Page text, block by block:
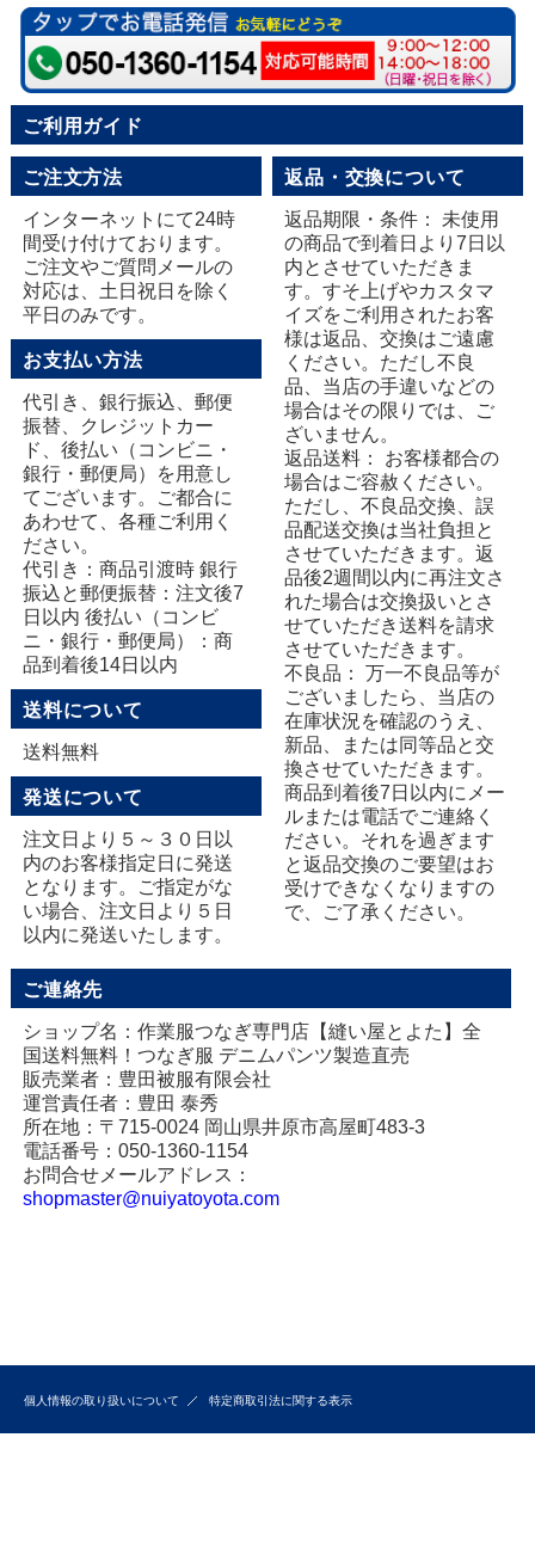
ご利用ガイド
ご注文方法
インターネットにて24時
間受け付けております。
ご注文やご質問メールの
対応は、土日祝日を除く
平日のみです。
お支払い方法
代引き、銀行振込、郵便
振替、クレジットカー
ド、後払い（コンビニ・
銀行・郵便局）を用意し
てございます。ご都合に
あわせて、各種ご利用く
ださい。
代引き：商品引渡時 銀行
振込と郵便振替：注文後7
日以内 後払い（コンビ
ニ・銀行・郵便局）：商
品到着後14日以内
送料について
送料無料
発送について
注文日より５～３０日以
内のお客様指定日に発送
となります。ご指定がな
い場合、注文日より５日
以内に発送いたします。
返品・交換について
返品期限・条件： 未使用
の商品で到着日より7日以
内とさせていただきま
す。すそ上げやカスタマ
イズをご利用されたお客
様は返品、交換はご遠慮
ください。ただし不良
品、当店の手違いなどの
場合はその限りでは、ご
ざいません。
返品送料： お客様都合の
場合はご容赦ください。
ただし、不良品交換、誤
品配送交換は当社負担と
させていただきます。返
品後2週間以内に再注文さ
れた場合は交換扱いとさ
せていただき送料を請求
させていただきます。
不良品： 万一不良品等が
ございましたら、当店の
在庫状況を確認のうえ、
新品、または同等品と交
換させていただきます。
商品到着後7日以内にメー
ルまたは電話でご連絡く
ださい。それを過ぎます
と返品交換のご要望はお
受けできなくなりますの
で、ご了承ください。
ご連絡先
ショップ名：作業服つなぎ専門店【縫い屋とよた】全
国送料無料！つなぎ服 デニムパンツ製造直売
販売業者：豊田被服有限会社
運営責任者：豊田 泰秀
所在地：〒715-0024 岡山県井原市高屋町483-3
電話番号：050-1360-1154
お問合せメールアドレス：
shopmaster@nuiyatoyota.com
個人情報の取り扱いについて 特定商取引法に関する表示